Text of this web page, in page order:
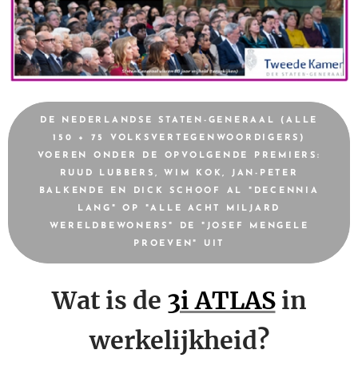
DE NEDERLANDSE STATEN-GENERAAL (ALLE
150 + 75 VOLKSVERTEGENWOORDIGERS)
VOEREN ONDER DE OPVOLGENDE PREMIERS:
RUUD LUBBERS, WIM KOK, JAN-PETER
BALKENDE EN DICK SCHOOF AL "DECENNIA
LANG" OP "ALLE ACHT MILJARD
WERELDBEWONERS" DE "JOSEF MENGELE
PROEVEN" UIT
Wat is de 3i ATLASin
werkelijkheid?